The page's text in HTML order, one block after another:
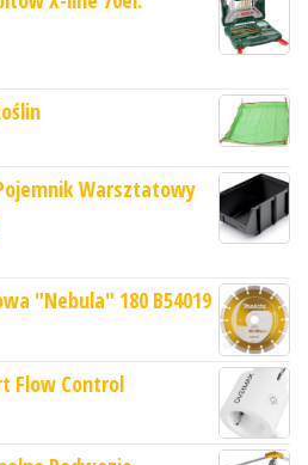
Warsztatowy
"Nebula" 180 B54019
Flow Control